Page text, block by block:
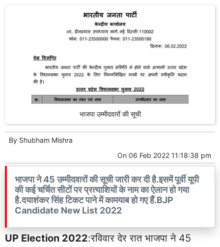
भाजपा उम्मीदवारों की सूची
By Shubham Mishra
On 06 Feb 2022 11:18:38 pm
भाजपा ने 45 उम्मीदवारों की सूची जारी कर दी है.इसमें पूर्वी यूपी
की कई चर्चित सीटों पर प्रत्याशियों के नाम का ऐलान हो गया
है.दयाशंकर सिंह टिकट पाने में कामयाब हो गए हैं.BJP
Candidate New List 2022
UP Election 2022:रविवार देर रात भाजपा ने 45